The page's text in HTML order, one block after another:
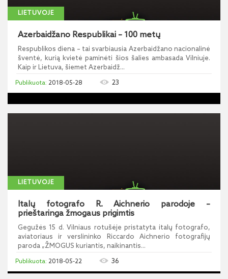
LIETUVOJE
Azerbaidžano Respublikai – 100 metų
Respublikos diena – tai svarbiausia Azerbaidžano nacionalinė
šventė, kurią kvietė paminėti šios šalies ambasada Vilniuje.
Kaip ir Lietuva, šiemet Azerbaidž...
2018-05-28 23
LIETUVOJE
Italų fotografo R. Aichnerio parodoje –
prieštaringa žmogaus prigimtis
Gegužės 15 d. Vilniaus rotušėje pristatyta italų fotografo,
aviatoriaus ir verslininko Riccardo Aichnerio fotografijų
paroda „ŽMOGUS kuriantis, naikinantis...
2018-05-22 36